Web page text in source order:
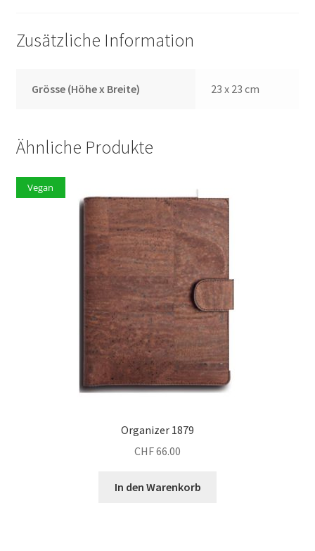
Zusätzliche Information
Grösse (Höhe x Breite) 23 x 23 cm
Ähnliche Produkte
Vegan
Organizer 1879
CHF66.00
In den Warenkorb